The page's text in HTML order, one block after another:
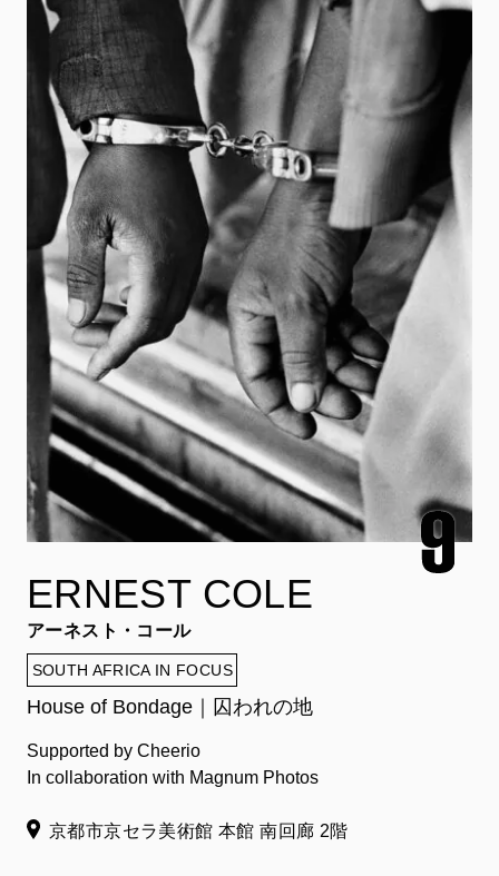
ERNEST COLE
アーネスト・コール
SOUTH AFRICA IN FOCUS
House of Bondage｜囚われの地
Supported by Cheerio
In collaboration with Magnum Photos
京都市京セラ美術館 本館 南回廊 2階